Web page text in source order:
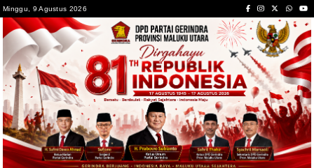
to
content
Minggu, 9 Agustus 2026